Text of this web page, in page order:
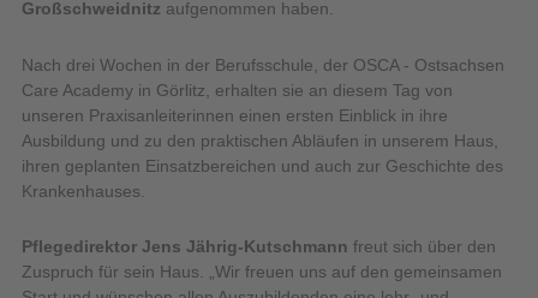
Großschweidnitz aufgenommen haben.
Nach drei Wochen in der Berufsschule, der OSCA - Ostsachsen
Care Academy in Görlitz, erhalten sie an diesem Tag von
unseren Praxisanleiterinnen einen ersten Einblick in ihre
Ausbildung und zu den praktischen Abläufen in unserem Haus,
ihren geplanten Einsatzbereichen und auch zur Geschichte des
Krankenhauses.
Pflegedirektor Jens Jährig-Kutschmann freut sich über den
Zuspruch für sein Haus. „Wir freuen uns auf den gemeinsamen